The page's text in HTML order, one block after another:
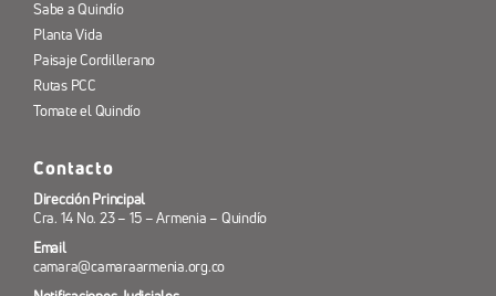
Sabe a Quindío
Planta Vida
Paisaje Cordillerano
Rutas PCC
Tomate el Quindío
Contacto
Dirección Principal
Cra. 14 No. 23 – 15 – Armenia – Quindío
Email
camara@camaraarmenia.org.co